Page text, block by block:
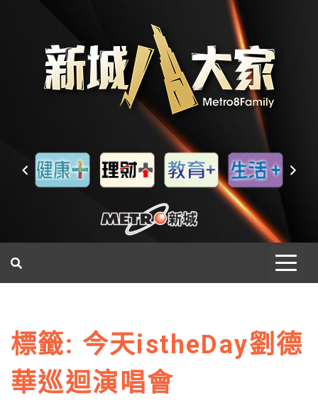
標籤: 今天istheDay劉德
華巡迴演唱會